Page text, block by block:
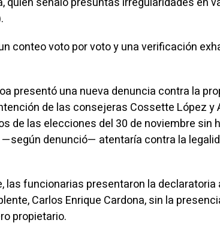
conteo voto por voto y una verificación
presentó una nueva denuncia contra la
de las consejeras Cossette López y
de las elecciones del 30 de noviembre sin
denunció— atentaría contra la
las funcionarias presentaron la declaratoria
Carlos Enrique Cardona, sin la
propietario.